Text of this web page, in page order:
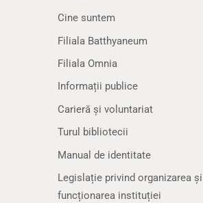
Cine suntem
Filiala Batthyaneum
Filiala Omnia
Informații publice
Carieră și voluntariat
Turul bibliotecii
Manual de identitate
Legislație privind organizarea și
funcționarea instituției